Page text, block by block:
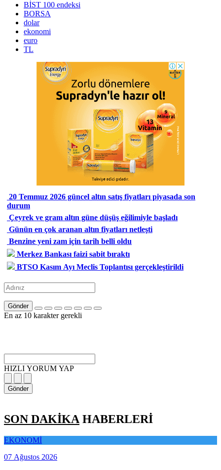
BİST 100 endeksi
BORSA
dolar
ekonomi
euro
TL
20 Temmuz 2026 güncel altın satış fiyatları piyasada son
durum
Çeyrek ve gram altın güne düşüş eğilimiyle başladı
Günün en çok aranan altın fiyatları netleşti
Benzine yeni zam için tarih belli oldu
Merkez Bankası faizi sabit bıraktı
BTSO Kasım Ayı Meclis Toplantısı gerçekleştirildi
Gönder
En az 10 karakter gerekli
HIZLI YORUM YAP
Gönder
SON DAKİKA HABERLERİ
EKONOMİ
07 Ağustos 2026